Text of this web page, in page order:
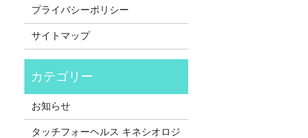
プライバシーポリシー
サイトマップ
お知らせ
タッチフォーヘルス キネシオロジ